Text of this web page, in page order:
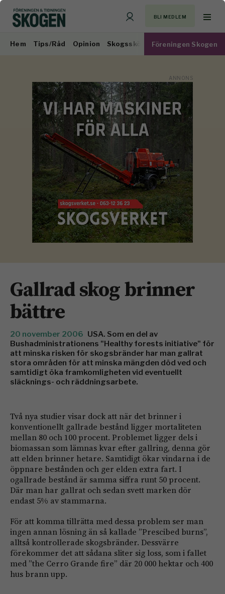
BLI MEDLEM
Hem Tips/Råd Opinion Skogsskötsel Virkesmarknad
Föreningen Skogen
Gallrad skog brinner
bättre
20 november 2006 USA. Som en del av
Bushadministrationens "Healthy forests initiative" för
att minska risken för skogsbränder har man gallrat
stora områden för att minska mängden död ved och
samtidigt öka framkomligheten vid eventuellt
släcknings- och räddningsarbete.
Två nya studier visar dock att när det brinner i
konventionellt gallrade bestånd ligger mortaliteten
mellan 80 och 100 procent. Problemet ligger dels i
biomassan som lämnas kvar efter gallring, denna gör
att elden brinner hetare. Samtidigt ökar vindarna i de
öppnare bestånden och ger elden extra fart. I
ogallrade bestånd är samma siffra runt 50 procent.
Där man har gallrat och sedan svett marken dör
endast 5% av stammarna.
För att komma tillrätta med dessa problem ser man
ingen annan lösning än så kallade ”Prescibed burns”,
alltså kontrollerade skogsbränder. Dessvärre
förekommer det att sådana sliter sig loss, som i fallet
med ”the Cerro Grande fire” där 20 000 hektar och 400
hus brann upp.